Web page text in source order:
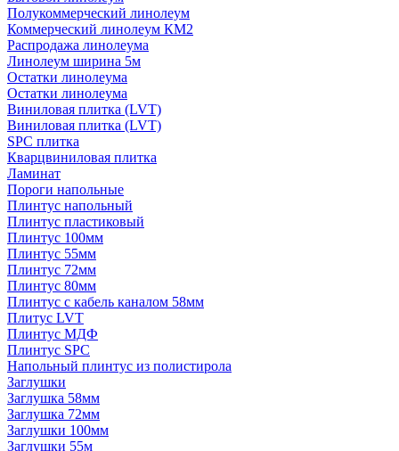
Полукоммерческий линолеум
Коммерческий линолеум КМ2
Распродажа линолеума
Линолеум ширина 5м
Остатки линолеума
Остатки линолеума
Виниловая плитка (LVT)
Виниловая плитка (LVT)
SPC плитка
Кварцвиниловая плитка
Ламинат
Пороги напольные
Плинтус напольный
Плинтус пластиковый
Плинтус 100мм
Плинтус 55мм
Плинтус 72мм
Плинтус 80мм
Плинтус с кабель каналом 58мм
Плитус LVT
Плинтус МДФ
Плинтус SPC
Напольный плинтус из полистирола
Заглушки
Заглушка 58мм
Заглушка 72мм
Заглушки 100мм
Заглушки 55м